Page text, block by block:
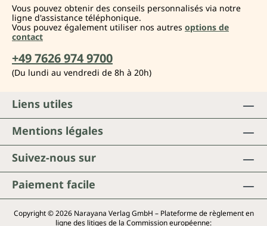
Vous pouvez obtenir des conseils personnalisés via notre
ligne d'assistance téléphonique.
Vous pouvez également utiliser nos autres options de
contact
+49 7626 974 9700
(Du lundi au vendredi de 8h à 20h)
Suivez-nous sur
Paiement facile
Liens utiles
Mentions légales
Copyright © 2026 Narayana Verlag GmbH – Plateforme de règlement en
ligne des litiges de la Commission européenne: